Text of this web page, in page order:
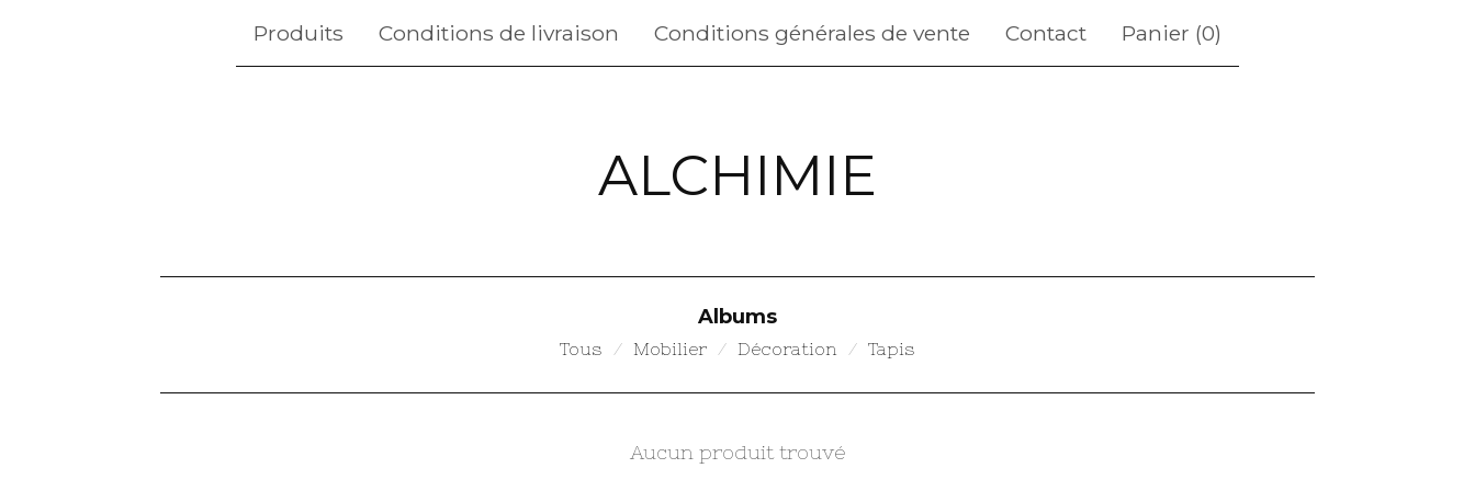
Produits Conditions de livraison Conditions générales de vente Contact Panier (0)
ALCHIMIE
Albums
Tous Mobilier Décoration Tapis
Aucun produit trouvé